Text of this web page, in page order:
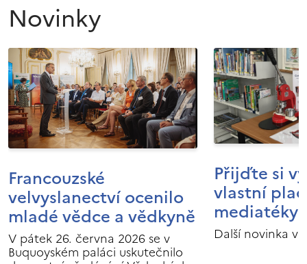
Novinky
Francouzské
velvyslanectví ocenilo
mladé vědce a vědkyně
V pátek 26. června 2026 se v
Buquoyském paláci uskutečnilo
Přijďte si
vlastní
mediatéky
Další novinka v